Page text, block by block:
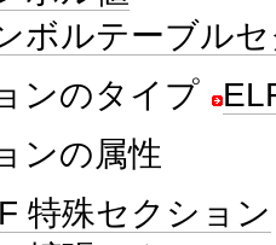
ボルテーブル
ンのタイプ
ンの属性
特殊セクション